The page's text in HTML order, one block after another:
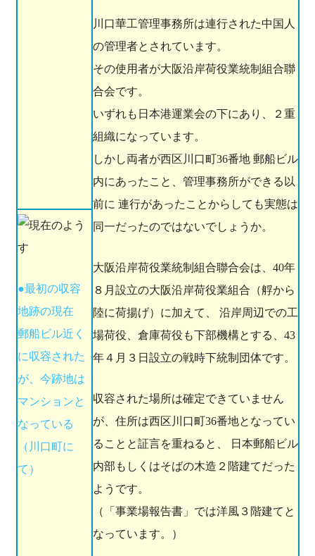
川口華工管理事務所は連行された中国人
の管理者とされています。
その使用者が大阪沿岸荷役業統制組合聯
合会です。
いずれも日本港運業会の下にあり、２重
組織になっています。
しかし両者が西区川口町36番地 郵船ビル
内にあったこと、管理事務所ができる以
前に 連行があったことからしても実態は
同一だったのではないでしょうか。
大阪沿岸荷役業統制組合聯合会は、40年
８月設立の大阪沿岸荷役業組合（艀から
陸に荷揚げ）に加えて、 沿岸周辺での工
場荷役、倉庫荷役も下部機構とする、43
年４月３日設立の戦時下統制団体です。
収容された場所は確定できていません
が、住所は西区川口町36番地となってい
ることと証言を重ねると、 日本郵船ビル
内部もしくはそばの木造２階建てだった
ようです。
（「事業場報告書」では洋風３階建てと
なっています。）
●最初の収容
地跡の現在
郵船ビル近く
に収容された
が、今跡地は
マンションと
なっている
（川口町に
て）